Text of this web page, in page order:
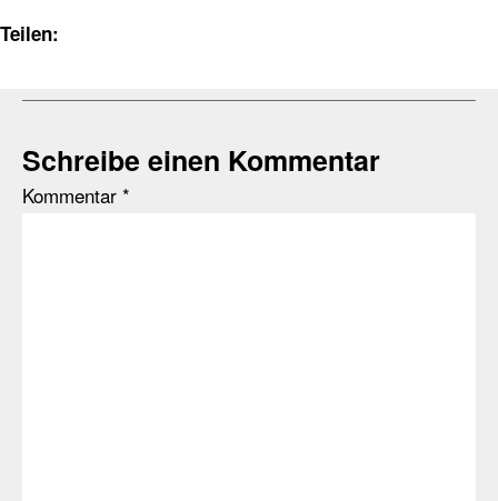
Teilen:
Schreibe einen Kommentar
Kommentar *